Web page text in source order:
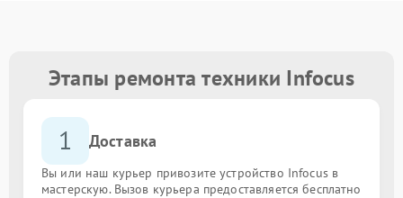
Этапы ремонта техники Infocus
1 Доставка
Вы или наш курьер привозите устройство Infocus в
мастерскую. Вызов курьера предоставляется бесплатно